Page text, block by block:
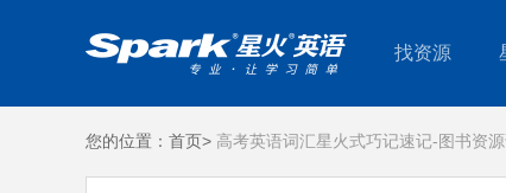
找资源
您的位置： 首页> 高考英语词汇星火式巧记速记-图书资